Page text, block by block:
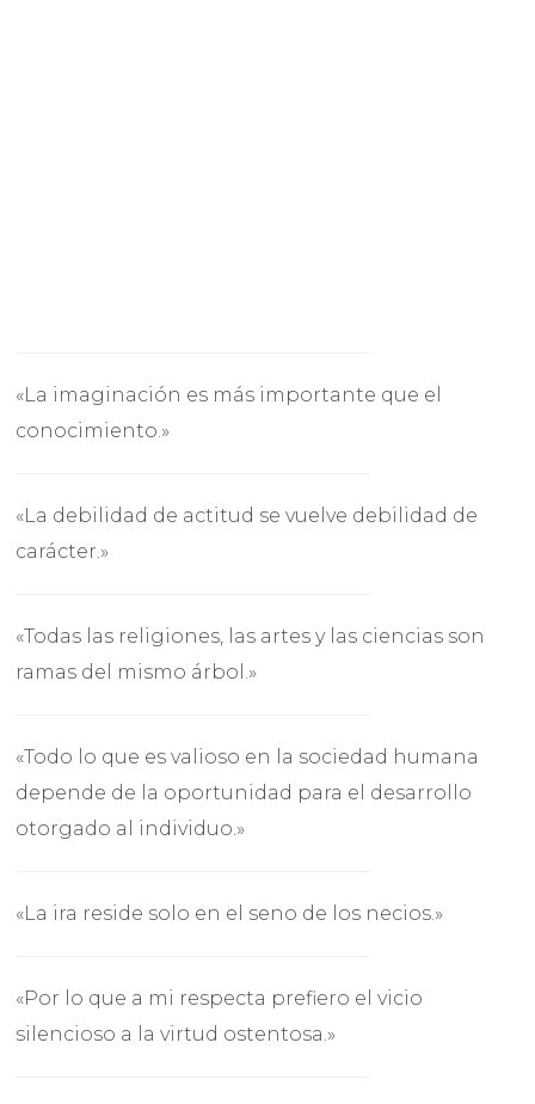
«La imaginación es más importante que el
conocimiento.»
«La debilidad de actitud se vuelve debilidad de
carácter.»
«Todas las religiones, las artes y las ciencias son
ramas del mismo árbol.»
«Todo lo que es valioso en la sociedad humana
depende de la oportunidad para el desarrollo
otorgado al individuo.»
«La ira reside solo en el seno de los necios.»
«Por lo que a mi respecta prefiero el vicio
silencioso a la virtud ostentosa.»